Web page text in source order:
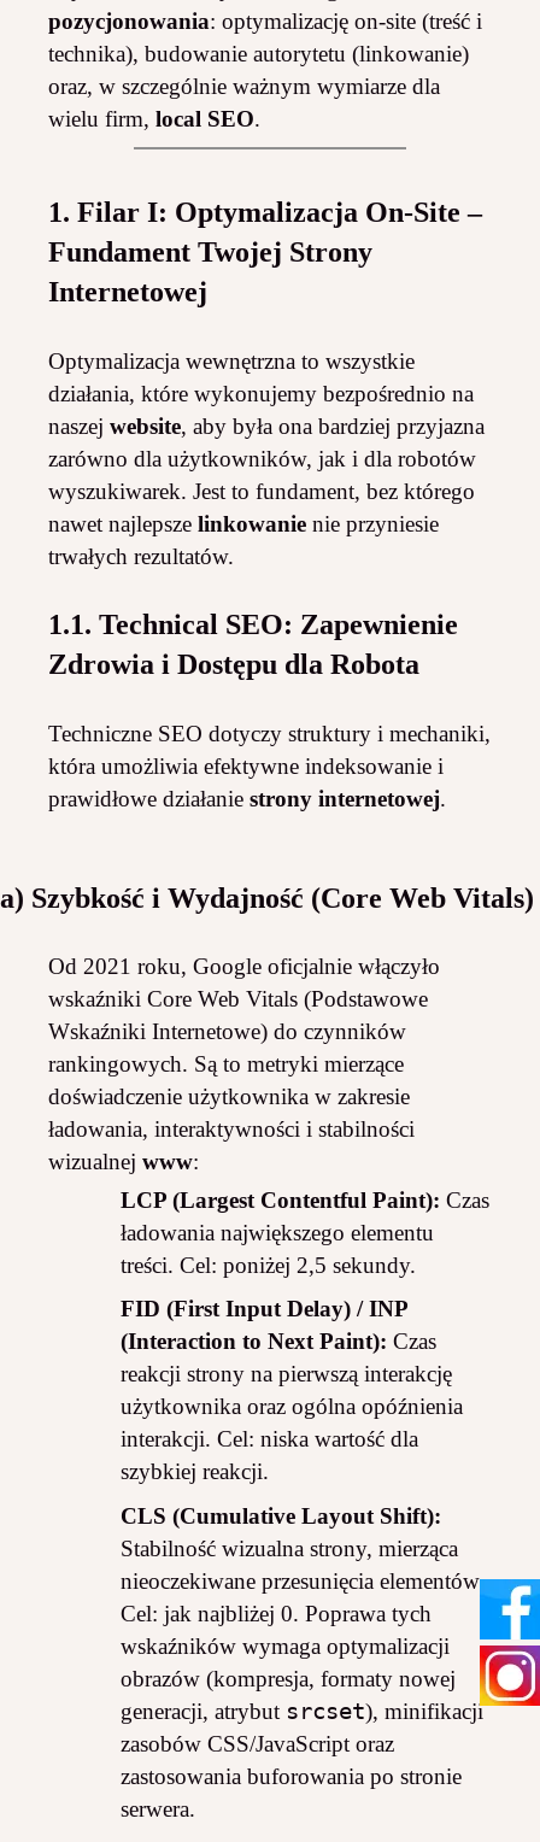
pozycjonowania: optymalizację on-site (treść i
technika), budowanie autorytetu (linkowanie)
oraz, w szczególnie ważnym wymiarze dla
wielu firm, local SEO.
1. Filar I: Optymalizacja On-Site –
Fundament Twojej Strony
Internetowej
Optymalizacja wewnętrzna to wszystkie
działania, które wykonujemy bezpośrednio na
naszej website, aby była ona bardziej przyjazna
zarówno dla użytkowników, jak i dla robotów
wyszukiwarek. Jest to fundament, bez którego
nawet najlepsze linkowanie nie przyniesie
trwałych rezultatów.
1.1. Technical SEO: Zapewnienie
Zdrowia i Dostępu dla Robota
Techniczne SEO dotyczy struktury i mechaniki,
która umożliwia efektywne indeksowanie i
prawidłowe działanie strony internetowej.
a) Szybkość i Wydajność (Core Web Vitals)
Od 2021 roku, Google oficjalnie włączyło
wskaźniki Core Web Vitals (Podstawowe
Wskaźniki Internetowe) do czynników
rankingowych. Są to metryki mierzące
doświadczenie użytkownika w zakresie
ładowania, interaktywności i stabilności
wizualnej www:
LCP (Largest Contentful Paint): Czas
ładowania największego elementu
treści. Cel: poniżej 2,5 sekundy.
FID (First Input Delay) / INP
(Interaction to Next Paint): Czas
reakcji strony na pierwszą interakcję
użytkownika oraz ogólna opóźnienia
interakcji. Cel: niska wartość dla
szybkiej reakcji.
CLS (Cumulative Layout Shift):
Stabilność wizualna strony, mierząca
nieoczekiwane przesunięcia elementów.
Cel: jak najbliżej 0. Poprawa tych
wskaźników wymaga optymalizacji
obrazów (kompresja, formaty nowej
generacji, atrybut srcset), minifikacji
zasobów CSS/JavaScript oraz
zastosowania buforowania po stronie
serwera.